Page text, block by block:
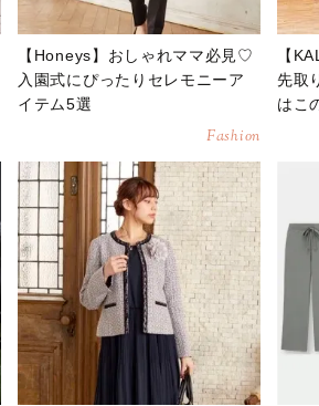
【Honeys】おしゃれママ必見♡
入園式にぴったりセレモニーア
イテム5選
Fashion
【
先取
はこ